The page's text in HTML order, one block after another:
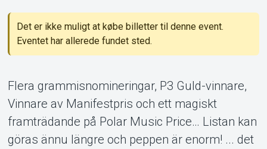
MyTickster
Det er ikke muligt at købe billetter til denne event.
Eventet har allerede fundet sted.
Flera grammisnomineringar, P3 Guld-vinnare,
Vinnare av Manifestpris och ett magiskt
framträdande på Polar Music Price… Listan kan
göras ännu längre och peppen är enorm! ... det